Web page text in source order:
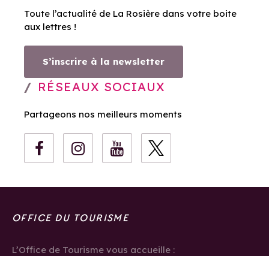
Toute l’actualité de La Rosière dans votre boite
aux lettres !
S’inscrire à la newsletter
RÉSEAUX SOCIAUX
Partageons nos meilleurs moments
OFFICE DU TOURISME
L’Office de Tourisme vous accueille :